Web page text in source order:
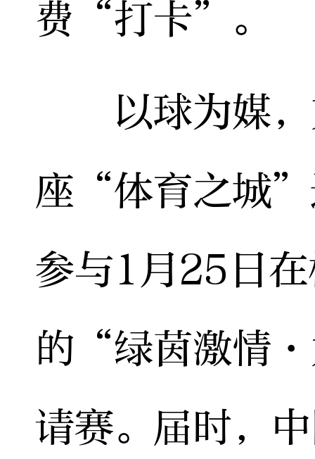
费“打卡”。
以球为媒，
座“体育之城
参与1月25日
的“绿茵激情·
请赛。届时，